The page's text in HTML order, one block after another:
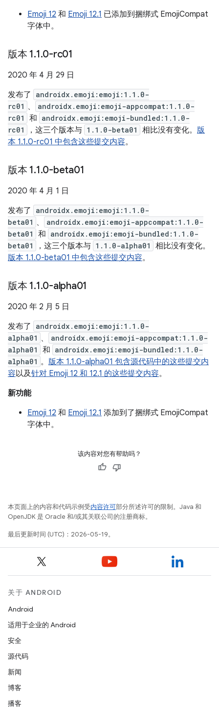
Emoji 12 和 Emoji 12.1 已添加到捆绑式 EmojiCompat
字体中。
版本 1.1.0-rc01
2020 年 4 月 29 日
发布了
androidx.emoji:emoji:1.1.0-
rc01 、
androidx.emoji:emoji-appcompat:1.1.0-
rc01
和 androidx.emoji:emoji-bundled:1.1.0-
rc01
，这三个版本与 1.1.0-beta01 相比没有变化。 版
本 1.1.0-rc01 中包含这些提交内容。
版本 1.1.0-beta01
2020 年 4 月 1 日
发布了
androidx.emoji:emoji:1.1.0-
beta01 、
androidx.emoji:emoji-appcompat:1.1.0-
beta01
和 androidx.emoji:emoji-bundled:1.1.0-
beta01
，这三个版本与 1.1.0-alpha01
相比没有变化。
版本 1.1.0-beta01 中包含这些提交内容。
版本 1.1.0-alpha01
2020 年 2 月 5 日
发布了
androidx.emoji:emoji:1.1.0-
alpha01 、
androidx.emoji:emoji-appcompat:1.1.0-
alpha01
和 androidx.emoji:emoji-bundled:1.1.0-
alpha01 。 版本 1.1.0-alpha01 包含源代码中的这些提交内
容以及针对 Emoji 12 和 12.1 的这些提交内容。
新功能
Emoji 12 和 Emoji 12.1 添加到了捆绑式 EmojiCompat
字体中。
该内容对您有帮助吗？
本页面上的内容和代码示例受内容许可部分所述许可的限制。Java 和
OpenJDK 是 Oracle 和/或其关联公司的注册商标。
最后更新时间 (UTC)：2026-05-19。
关于 ANDROID
Android
适用于企业的 Android
安全
源代码
新闻
博客
播客